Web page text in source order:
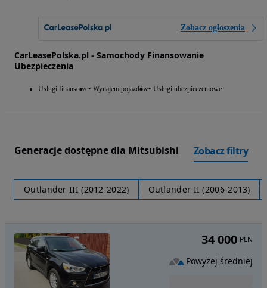
Zobacz ogłoszenia
CarLeasePolska.pl - Samochody Finansowanie
Ubezpieczenia
Usługi finansowe Wynajem pojazdów Usługi ubezpieczeniowe
Generacje dostępne dla Mitsubishi Zobacz filtry
Outlander III (2012-2022) Outlander II (2006-2013)
34 000 PLN
Powyżej średniej